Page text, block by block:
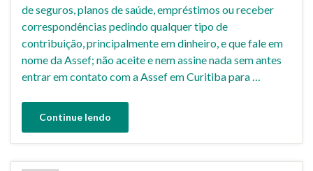
de seguros, planos de saúde, empréstimos ou receber
correspondências pedindo qualquer tipo de
contribuição, principalmente em dinheiro, e que fale em
nome da Assef; não aceite e nem assine nada sem antes
entrar em contato com a Assef em Curitiba para …
Continue lendo